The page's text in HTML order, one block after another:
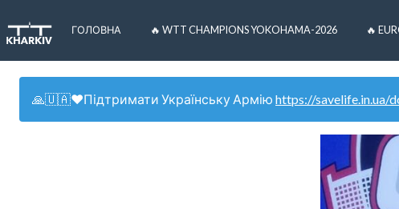
ГОЛОВНА 🔥 WTT CHAMPIONS YOKOHAMA-2026 🔥
🙏🇺🇦❤️Підтримати Українську Армію https://savelife.in.ua/